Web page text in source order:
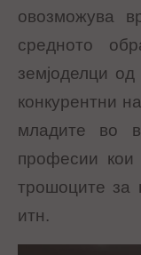
овозможува
средното
земјоделци
конкурентни
младите во
професии кои
трошоците за
итн.